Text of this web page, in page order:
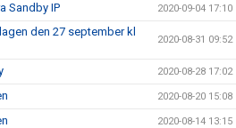
Sandby IP 2020-09-04 17:10
den 27 september kl
2020-08-31 09:52
2020-08-28 17:02
2020-08-20 15:08
2020-08-14 13:15